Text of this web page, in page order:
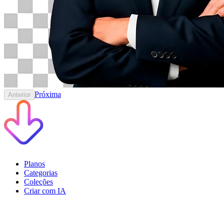
Anterior Próxima
Planos
Categorias
Coleções
Criar com IA